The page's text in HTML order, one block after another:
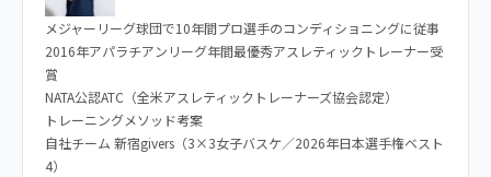
メジャーリーグ球団で10年間プロ選手のコンディショニングに従事
2016年アパラチアンリーグ年間最優秀アスレティックトレーナー受
賞
NATA公認ATC（全米アスレティックトレーナーズ協会認定）
トレーニングメソッド考案
自社チーム 新宿givers（3×3女子バスケ／2026年日本選手権ベスト
4）